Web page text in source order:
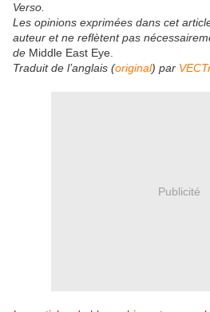
Verso.
Les opinions exprimées dans cet
auteur et ne reflètent pas
de Middle East Eye.
Traduit de l’anglais (original) par
Publicité